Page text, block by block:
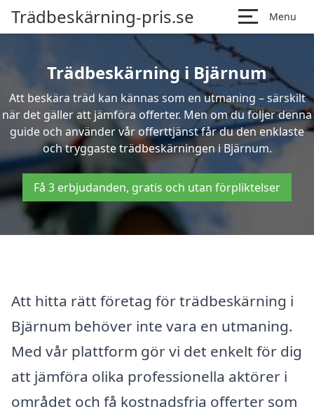
Trädbeskärning-pris.se Menu
Trädbeskärning i Bjärnum
Att beskära träd kan kännas som en utmaning – särskilt
när det gäller att jämföra offerter. Men om du följer denna
guide och använder vår offerttjänst får du den enklaste
och tryggaste trädbeskärningen i Bjärnum.
Få 3 erbjudanden, gratis och utan förpliktelser
Att hitta rätt företag för trädbeskärning i
Bjärnum behöver inte vara en utmaning.
Med vår plattform gör vi det enkelt för dig
att jämföra olika professionella aktörer i
området och få kostnadsfria offerter som